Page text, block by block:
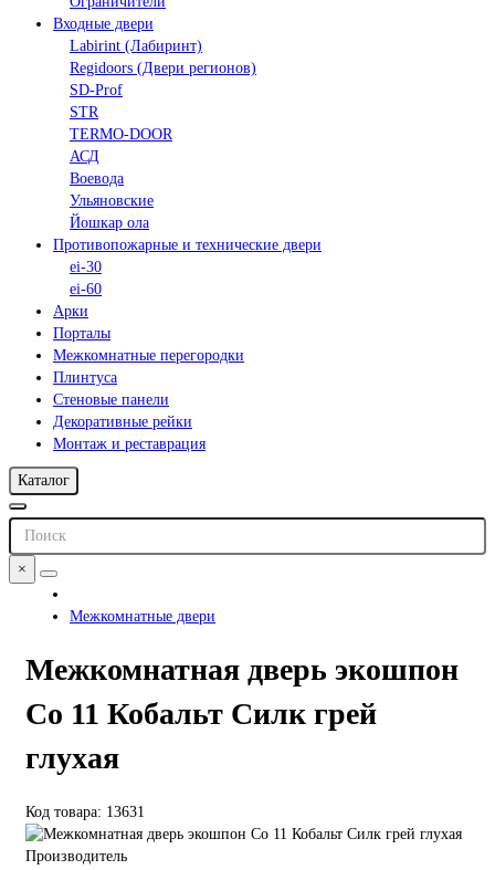
Входные двери
Labirint (Лабиринт)
Regidoors (Двери регионов)
SD-Prof
STR
TERMO-DOOR
АСД
Воевода
Ульяновские
Йошкар ола
Противопожарные и технические двери
ei-30
ei-60
Арки
Порталы
Межкомнатные перегородки
Плинтуса
Стеновые панели
Декоративные рейки
Монтаж и реставрация
Каталог
×
Межкомнатные двери
Межкомнатная дверь экошпон
Co 11 Кобальт Силк грей
глухая
Код товара: 13631
Производитель